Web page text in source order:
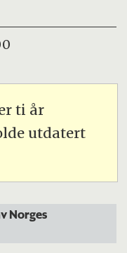
ti år
utdatert
Norges